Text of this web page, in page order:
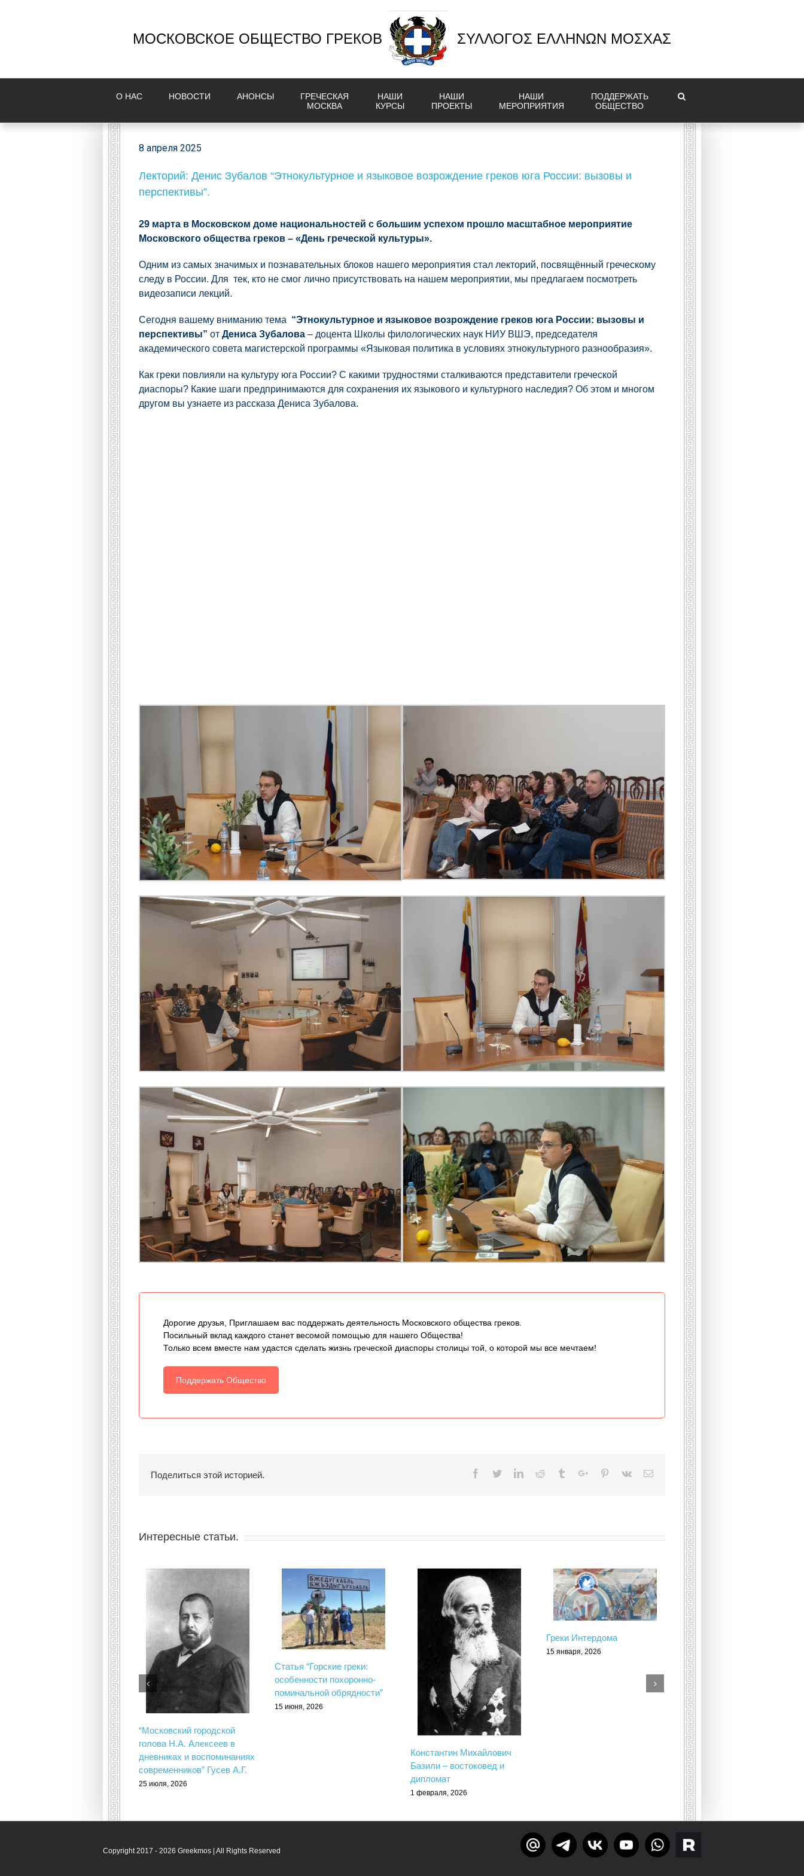
МОСКОВСКОЕ ОБЩЕСТВО ГРЕКОВ ΣΥΛΛΟΓΟΣ ΕΛΛΗΝΩΝ ΜΟΣΧΑΣ
О НAС НОВОСТИ AНОНСЫ
ГРЕЧЕСКАЯ
МОСКВА
НАШИ
КУРСЫ
НАШИ
ПРОЕКТЫ
НАШИ
МЕРОПРИЯТИЯ
ПОДДЕРЖАТЬ
ОБЩЕСТВО
8 апреля 2025
Лекторий: Денис Зубалов “Этнокультурное и языковое возрождение греков юга России: вызовы и
перспективы”.
29 марта в Московском доме национальностей с большим успехом прошло масштабное мероприятие
Московского общества греков – «День греческой культуры».
Одним из самых значимых и познавательных блоков нашего мероприятия стал лекторий, посвящённый греческому
следу в России. Для тек, кто не смог лично присутствовать на нашем мероприятии, мы предлагаем посмотреть
видеозаписи лекций.
Сегодня вашему вниманию тема “Этнокультурное и языковое возрождение греков юга России: вызовы и
перспективы” от Дениса Зубалова – доцента Школы филологических наук НИУ ВШЭ, председателя
академического совета магистерской программы «Языковая политика в условиях этнокультурного разнообразия».
Как греки повлияли на культуру юга России? С какими трудностями сталкиваются представители греческой
диаспоры? Какие шаги предпринимаются для сохранения их языкового и культурного наследия? Об этом и многом
другом вы узнаете из рассказа Дениса Зубалова.
Дорогие друзья, Приглашаем вас поддержать деятельность Московского общества греков.
Посильный вклад каждого станет весомой помощью для нашего Общества!
Только всем вместе нам удастся сделать жизнь греческой диаспоры столицы той, о которой мы все мечтаем!
Поддержать Общество
Поделиться этой историей. Facebook
TwitterLinkedinReddit TumblrGoogle+Pinterest
Vk Email
Интересные статьи.
“Московский городской
голова Н.А. Алексеев в
дневниках и воспоминаниях
современников” Гусев А.Г.
25 июля, 2026
Статья “Горские греки:
особенности похоронно-
поминальной обрядности”
15 июня, 2026
Константин Михайлович
Базили – востоковед и
дипломат
1 февраля, 2026
Греки Интердома
15 января, 2026
“Переселение греков на
территорию России:
история, нарративы,
идентичность” (К. А.
Климова, И. О. Никитина)
23 декабря, 2025
Copyright 2017 - 2026 Greekmos | All Rights Reserved
Тelegram rutube